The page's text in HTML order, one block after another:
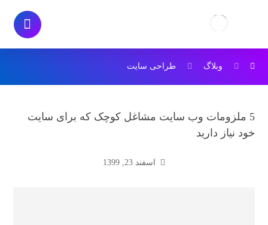
وبلاگ طراحی سایت
5 ملزومات وب سایت مشاغل کوچک که برای سایت
خود نیاز دارید
اسفند 23, 1399